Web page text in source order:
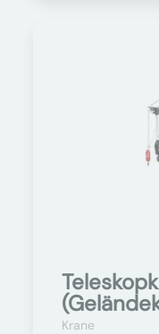
Krane